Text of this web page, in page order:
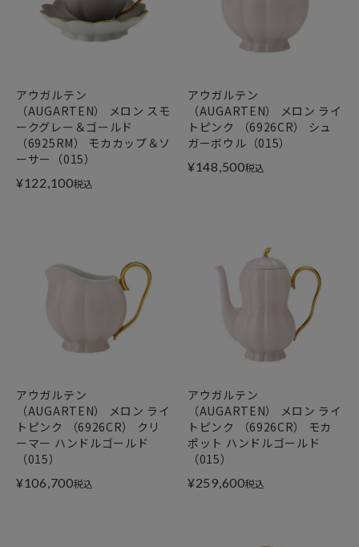
アウガルテン
（AUGARTEN） メロン スモ
ークグレー＆ゴールド
（6925RM） モカカップ＆ソ
ーサー（015）
¥122,100税込
アウガルテン
（AUGARTEN） メロン ライ
トピンク （6926CR） シュ
ガーボウル（015）
¥148,500税込
アウガルテン
（AUGARTEN） メロン ライ
トピンク （6926CR） クリ
ーマー ハンドルゴールド
（015）
¥106,700税込
アウガルテン
（AUGARTEN） メロン ライ
トピンク （6926CR） モカ
ポット ハンドルゴールド
（015）
¥259,600税込